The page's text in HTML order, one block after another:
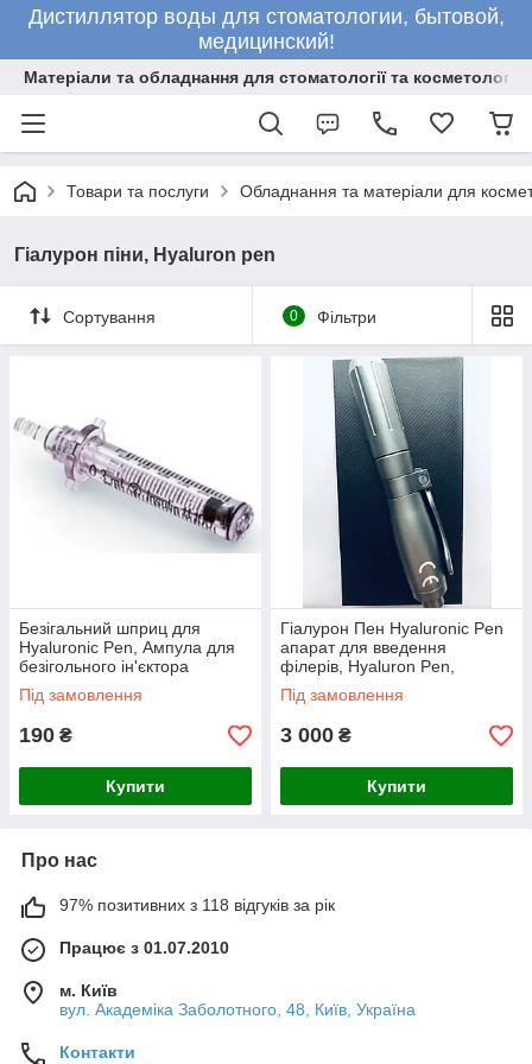
Дистиллятор воды для стоматологии, бытовой,
медицинский!
Матеріали та обладнання для стоматології та косметології
Товари та послуги Обладнання та матеріали для
Гіалурон піни, Hyaluron pen
Сортування 0 Фільтри
Безігальний шприц для
Hyaluronic Pen, Ампула для
безігольного ін'єктора
Під замовлення
190 ₴
Купити
Гіалурон Пен Hyaluronic Pen
апарат для введення
філерів, Hyaluron Pen,
Безсигальний ін'єктор
Під замовлення
3 000 ₴
Купити
Про нас
97% позитивних з 118 відгуків за рік
Працює з 01.07.2010
м. Київ
вул. Академіка Заболотного, 48, Київ, Україна
Контакти